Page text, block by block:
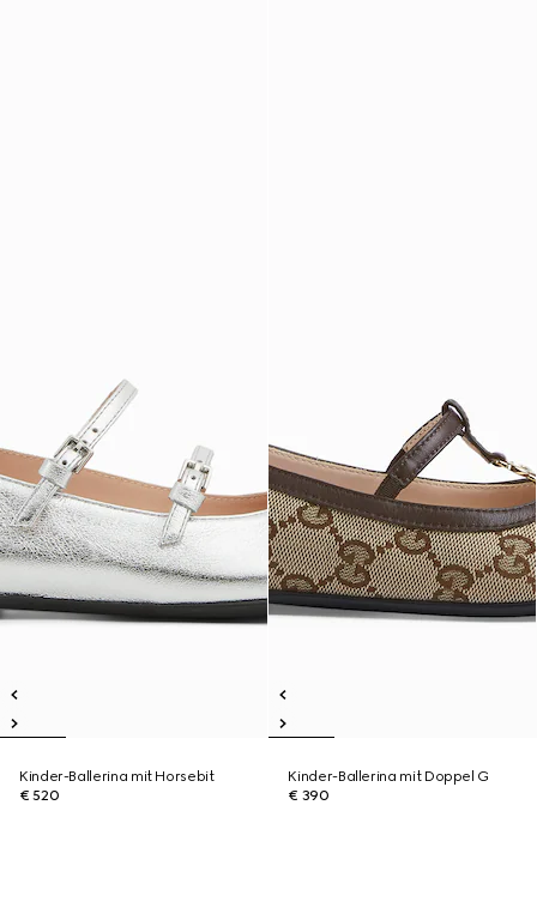
Kinder-Ballerina mit Horsebit
€ 520
Kinder-Ballerina mit Doppel G
€ 390